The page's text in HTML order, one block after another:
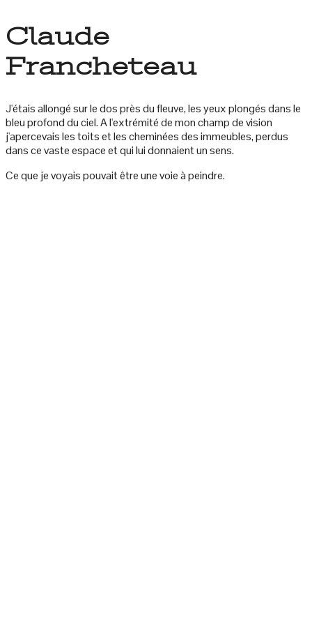
Claude
Francheteau
J'étais allongé sur le dos près du fleuve, les yeux plongés dans le
bleu profond du ciel. A l'extrémité de mon champ de vision
j'apercevais les toits et les cheminées des immeubles, perdus
dans ce vaste espace et qui lui donnaient un sens.
Ce que je voyais pouvait être une voie à peindre.